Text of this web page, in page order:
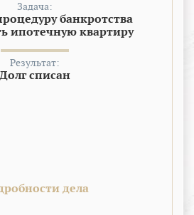
Задача:
банкротства
ипотечную квартиру
Результат:
Долг списан
дела